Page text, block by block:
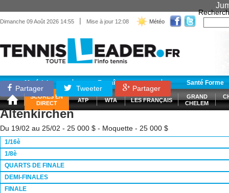
Dimanche 09 Août 2026 14:55 | Mise à jour 12:08 Météo
Matériel Entraînement Santé Forme
SCORES EN
DIRECT
ATP WTA LES FRANÇAIS
GRAND
CHELEM
Partager Tweeter Partager
Altenkirchen
Du 19/02 au 25/02 - 25 000 $ - Moquette - 25 000 $
1/16è
1/8è
QUARTS DE FINALE
DEMI-FINALES
FINALE